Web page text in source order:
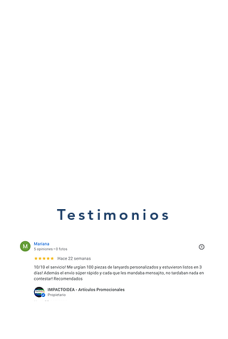
Testimonios